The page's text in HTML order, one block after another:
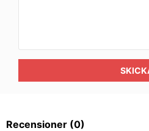
Recensioner (0)